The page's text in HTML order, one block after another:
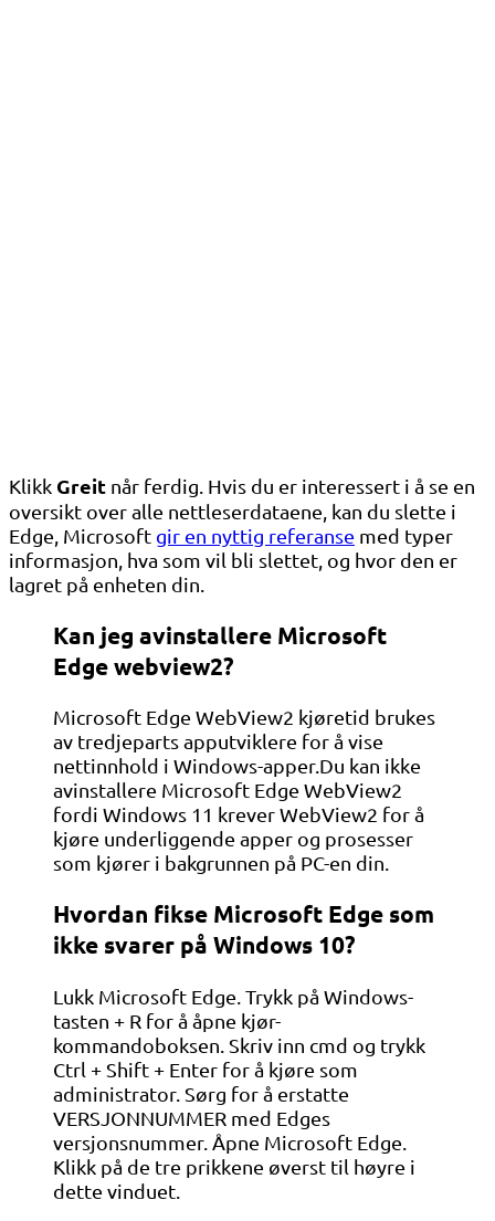
Klikk Greit når ferdig. Hvis du er interessert i å se en
oversikt over alle nettleserdataene, kan du slette i
Edge, Microsoft gir en nyttig referanse med typer
informasjon, hva som vil bli slettet, og hvor den er
lagret på enheten din.
Kan jeg avinstallere Microsoft
Edge webview2?
Microsoft Edge WebView2 kjøretid brukes
av tredjeparts apputviklere for å vise
nettinnhold i Windows-apper.Du kan ikke
avinstallere Microsoft Edge WebView2
fordi Windows 11 krever WebView2 for å
kjøre underliggende apper og prosesser
som kjører i bakgrunnen på PC-en din.
Hvordan fikse Microsoft Edge som
ikke svarer på Windows 10?
Lukk Microsoft Edge. Trykk på Windows-
tasten + R for å åpne kjør-
kommandoboksen. Skriv inn cmd og trykk
Ctrl + Shift + Enter for å kjøre som
administrator. Sørg for å erstatte
VERSJONNUMMER med Edges
versjonsnummer. Åpne Microsoft Edge.
Klikk på de tre prikkene øverst til høyre i
dette vinduet.